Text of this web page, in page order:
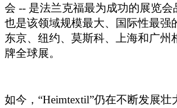
会 -- 是法兰克福最为成功的展览会
也是该领域规模最大、国际性最强
东京、纽约、莫斯科、上海和广州
牌全球展。
如今，“Heimtextil”仍在不断发展壮